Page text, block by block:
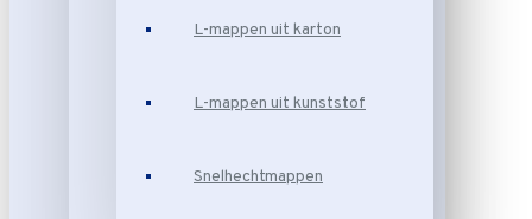
L-mappen uit karton
L-mappen uit kunststof
Snelhechtmappen